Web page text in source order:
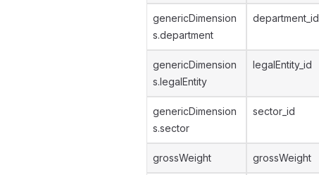
genericDimension
s.department
department_id
genericDimension
s.legalEntity
legalEntity_id
genericDimension
s.sector
sector_id
grossWeight grossWeight